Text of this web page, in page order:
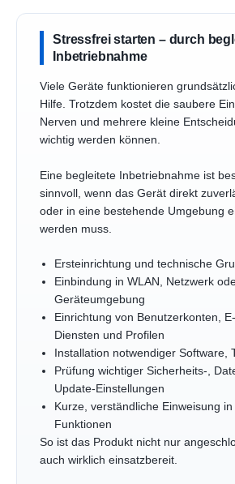
Stressfrei starten – durch
Inbetriebnahme
Viele Geräte funktionieren
Hilfe. Trotzdem kostet die saubere
Nerven und mehrere kleine
wichtig werden können.
Eine begleitete Inbetriebnahme ist
sinnvoll, wenn das Gerät direkt
oder in eine bestehende Umgebung
werden muss.
Ersteinrichtung und technische
Einbindung in WLAN, Netzwerk
Geräteumgebung
Einrichtung von Benutzerkonten,
Diensten und Profilen
Installation notwendiger Software,
Prüfung wichtiger Sicherheits-,
Update-Einstellungen
Kurze, verständliche Einweisung
Funktionen
So ist das Produkt nicht nur
auch wirklich einsatzbereit.